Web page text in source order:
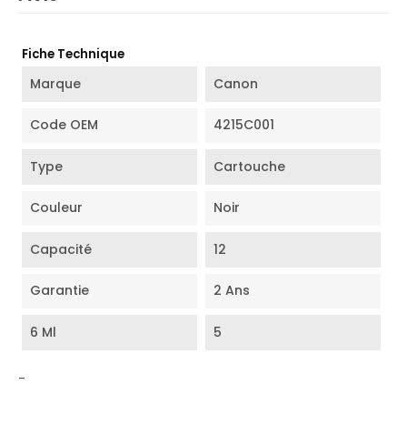
Fiche Technique
Marque Canon
Code OEM 4215C001
Type Cartouche
Couleur Noir
Capacité 12
Garantie 2 Ans
6 Ml 5
-